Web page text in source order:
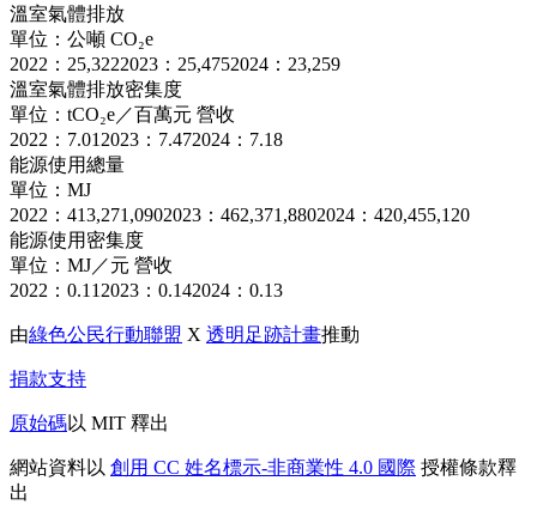
溫室氣體排放
單位：公噸 CO₂e
2022：25,3222023：25,4752024：23,259
溫室氣體排放密集度
單位：tCO₂e／百萬元 營收
2022：7.01 2023：7.472024：7.18
能源使用總量
單位：MJ
2022：413,271,0902023：462,371,8802024：420,455,120
能源使用密集度
單位：MJ／元 營收
2022：0.11 2023：0.142024：0.13
由綠色公民行動聯盟 X 透明足跡計畫推動
捐款支持
原始碼以 MIT 釋出
網站資料以 創用 CC 姓名標示-非商業性 4.0 國際 授權條款釋
出